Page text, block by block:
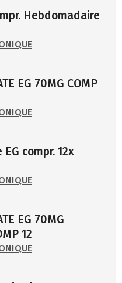
Hebdomadaire
EG 70MG COMP
compr. 12x
EG 70MG
12